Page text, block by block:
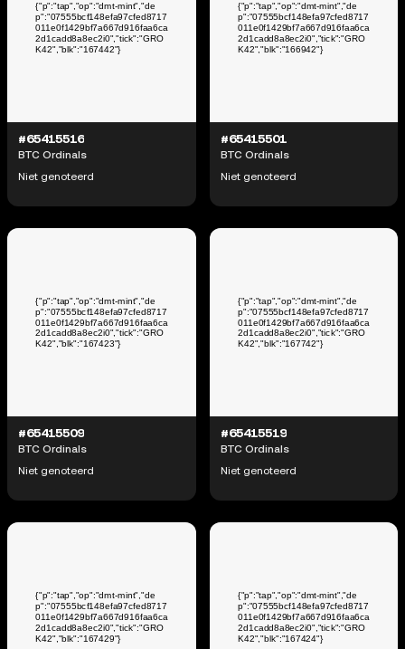
#65415516
BTC Ordinals
Niet genoteerd
#65415501
BTC Ordinals
Niet genoteerd
#65415509
BTC Ordinals
Niet genoteerd
#65415519
BTC Ordinals
Niet genoteerd